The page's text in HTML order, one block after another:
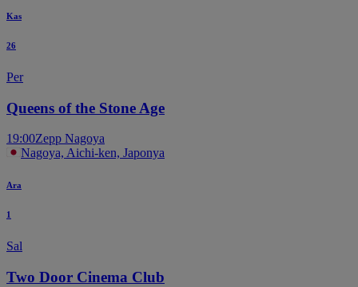
Kas
26
Per
Queens of the Stone Age
19:00Zepp Nagoya
Nagoya, Aichi-ken, Japonya
Ara
1
Sal
Two Door Cinema Club